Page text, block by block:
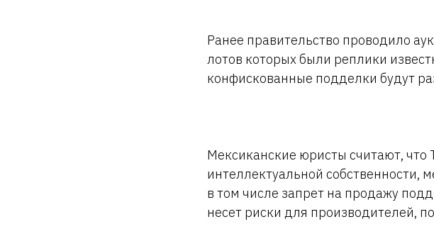
Ранее правительство проводило
лотов которых были реплики
конфискованные подделки будут
Мексиканские юристы считают, что
интеллектуальной
в том числе запрет на продажу
несет риски для производителей,